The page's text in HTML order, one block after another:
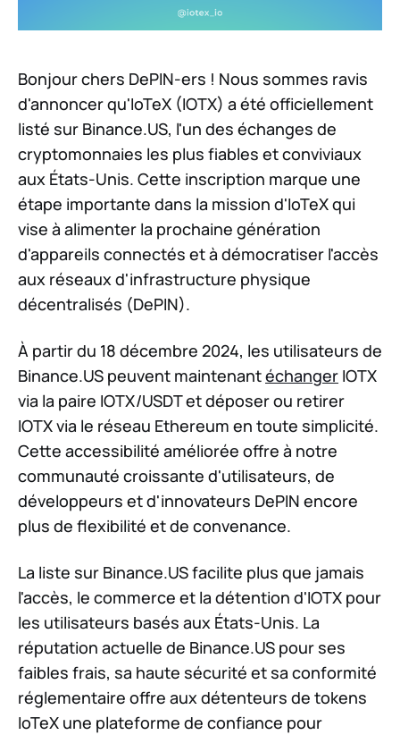
Bonjour chers DePIN-ers ! Nous sommes ravis
d'annoncer qu'IoTeX (IOTX) a été officiellement
listé sur Binance.US, l'un des échanges de
cryptomonnaies les plus fiables et conviviaux
aux États-Unis. Cette inscription marque une
étape importante dans la mission d'IoTeX qui
vise à alimenter la prochaine génération
d'appareils connectés et à démocratiser l'accès
aux réseaux d'infrastructure physique
décentralisés (DePIN).
À partir du 18 décembre 2024, les utilisateurs de
Binance.US peuvent maintenantéchanger IOTX
via la paire IOTX/USDT et déposer ou retirer
IOTX via le réseau Ethereum en toute simplicité.
Cette accessibilité améliorée offre à notre
communauté croissante d'utilisateurs, de
développeurs et d'innovateurs DePIN encore
plus de flexibilité et de convenance.
La liste sur Binance.US facilite plus que jamais
l'accès, le commerce et la détention d'IOTX pour
les utilisateurs basés aux États-Unis. La
réputation actuelle de Binance.US pour ses
faibles frais, sa haute sécurité et sa conformité
réglementaire offre aux détenteurs de tokens
IoTeX une plateforme de confiance pour